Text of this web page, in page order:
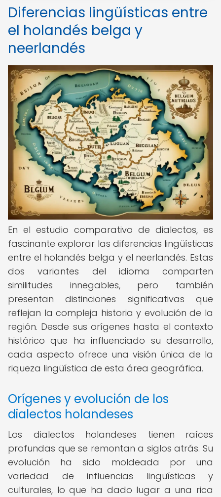
Diferencias lingüísticas entre
el holandés belga y
neerlandés
En el estudio comparativo de dialectos, es
fascinante explorar las diferencias lingüísticas
entre el holandés belga y el neerlandés. Estas
dos variantes del idioma comparten
similitudes innegables, pero también
presentan distinciones significativas que
reflejan la compleja historia y evolución de la
región. Desde sus orígenes hasta el contexto
histórico que ha influenciado su desarrollo,
cada aspecto ofrece una visión única de la
riqueza lingüística de esta área geográfica.
Orígenes y evolución de los
dialectos holandeses
Los dialectos holandeses tienen raíces
profundas que se remontan a siglos atrás. Su
evolución ha sido moldeada por una
variedad de influencias lingüísticas y
culturales, lo que ha dado lugar a una rica